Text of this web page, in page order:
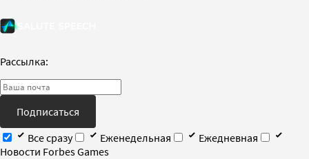
Рассылка:
Подписаться
Все сразу
Еженедельная
Ежедневная
Новости Forbes Games